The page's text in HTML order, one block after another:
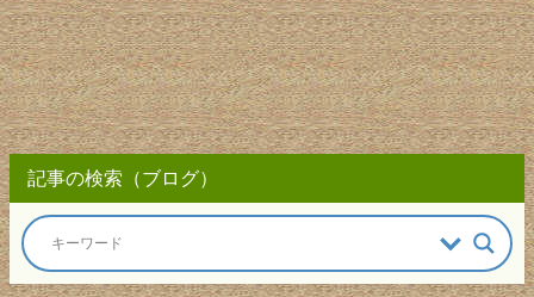
記事の検索（ブログ）